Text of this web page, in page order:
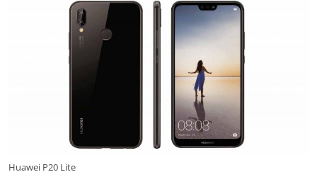
Huawei P20 Lite